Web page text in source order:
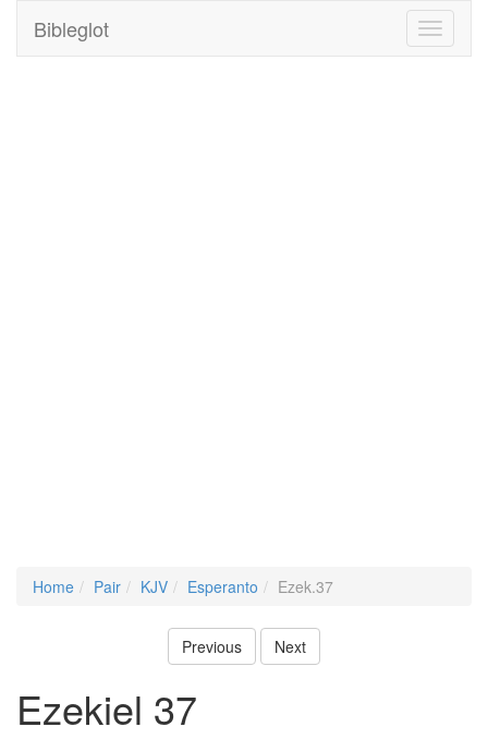
Toggle
Bibleglot
Home Pair KJV Esperanto Ezek.37
Previous Next
Ezekiel 37